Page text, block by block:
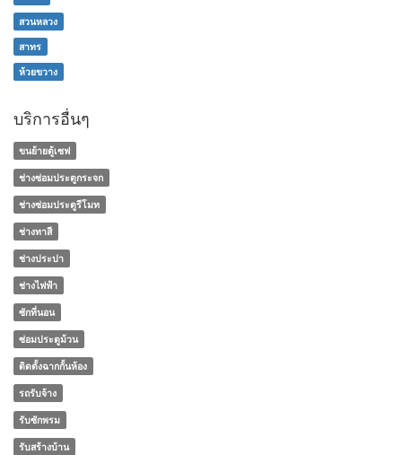
สวนหลวง
สาทร
ห้วยขวาง
บริการอื่นๆ
ขนย้ายตู้เซฟ
ช่างซ่อมประตูกระจก
ช่างซ่อมประตูรีโมท
ช่างทาสี
ช่างประปา
ช่างไฟฟ้า
ซักที่นอน
ซ่อมประตูม้วน
ติดตั้งฉากกั้นห้อง
รถรับจ้าง
รับซักพรม
รับสร้างบ้าน